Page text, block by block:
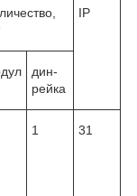
IP
дин-
рейка
1 31